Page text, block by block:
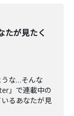
たが見たく
な…そんな
」で連載中の
るあなたが見